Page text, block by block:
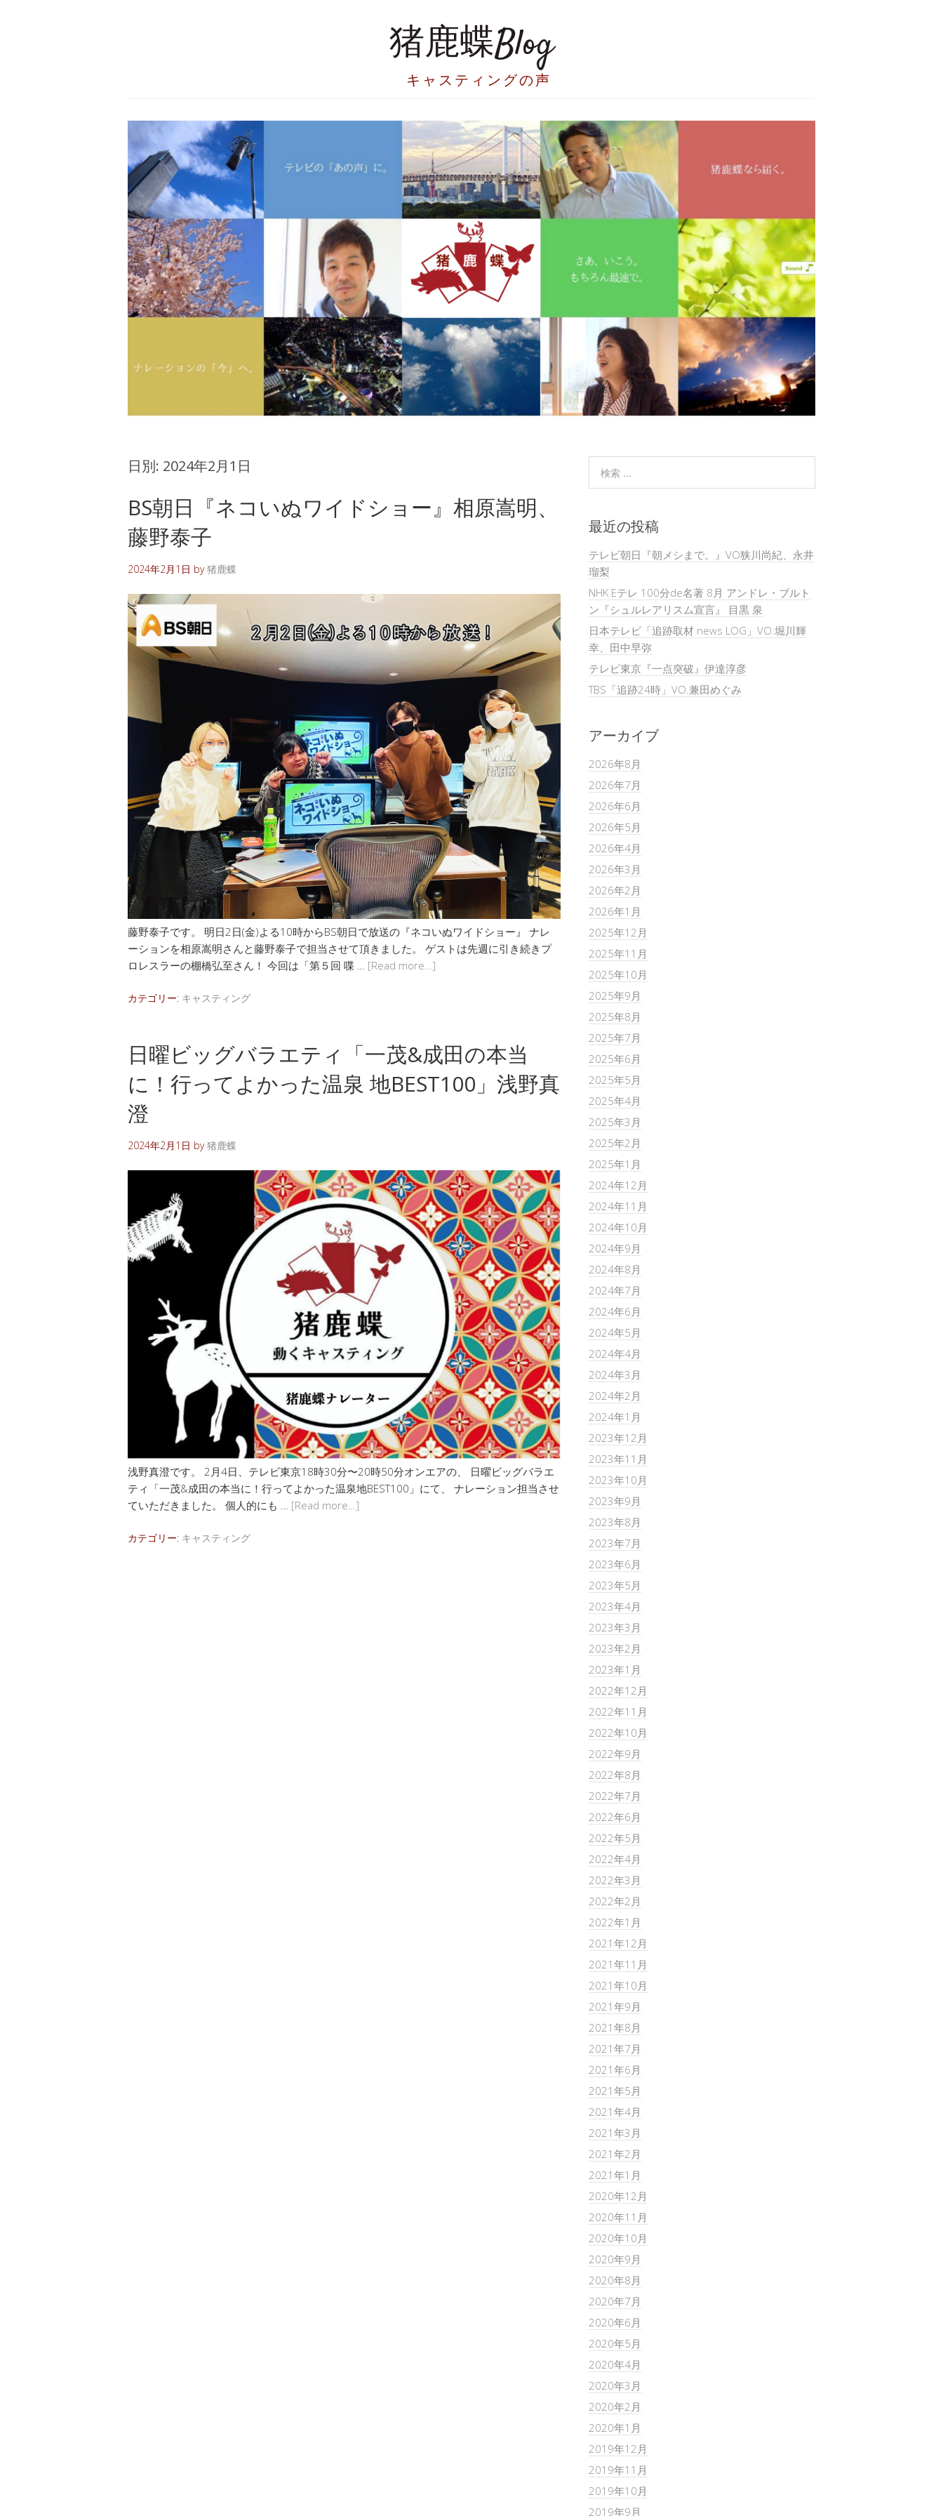
猪鹿蝶Blog
キャスティングの声
日別: 2024年2月1日
BS朝日『ネコいぬワイドショー』相原嵩明、
藤野泰子
2024年2月1日 by猪鹿蝶
藤野泰子です。 明日2日(金)よる10時からBS朝日で放送の『ネコいぬワイドショー』 ナレ
ーションを相原嵩明さんと藤野泰子で担当させて頂きました。 ゲストは先週に引き続きプ
ロレスラーの棚橋弘至さん！ 今回は「第５回 喋 … [Read more…]
カテゴリー: キャスティング
日曜ビッグバラエティ「一茂&成田の本当
に！行ってよかった温泉 地BEST100」浅野真
澄
2024年2月1日 by猪鹿蝶
浅野真澄です。 2月4日、テレビ東京18時30分〜20時50分オンエアの、 日曜ビッグバラエ
ティ「一茂&成田の本当に！行ってよかった温泉地BEST100」にて、 ナレーション担当させ
ていただきました。 個人的にも … [Read more…]
カテゴリー: キャスティング
最近の投稿
テレビ朝日『朝メシまで。』VO狭川尚紀、永井
瑠梨
NHK Eテレ 100分de名著 8月 アンドレ・ブルト
ン『シュルレアリスム宣言』 目黒 泉
日本テレビ「追跡取材 news LOG」VO.堀川輝
幸、田中早弥
テレビ東京『一点突破』伊達淳彦
TBS「追跡24時」VO.兼田めぐみ
アーカイブ
2026年8月
2026年7月
2026年6月
2026年5月
2026年4月
2026年3月
2026年2月
2026年1月
2025年12月
2025年11月
2025年10月
2025年9月
2025年8月
2025年7月
2025年6月
2025年5月
2025年4月
2025年3月
2025年2月
2025年1月
2024年12月
2024年11月
2024年10月
2024年9月
2024年8月
2024年7月
2024年6月
2024年5月
2024年4月
2024年3月
2024年2月
2024年1月
2023年12月
2023年11月
2023年10月
2023年9月
2023年8月
2023年7月
2023年6月
2023年5月
2023年4月
2023年3月
2023年2月
2023年1月
2022年12月
2022年11月
2022年10月
2022年9月
2022年8月
2022年7月
2022年6月
2022年5月
2022年4月
2022年3月
2022年2月
2022年1月
2021年12月
2021年11月
2021年10月
2021年9月
2021年8月
2021年7月
2021年6月
2021年5月
2021年4月
2021年3月
2021年2月
2021年1月
2020年12月
2020年11月
2020年10月
2020年9月
2020年8月
2020年7月
2020年6月
2020年5月
2020年4月
2020年3月
2020年2月
2020年1月
2019年12月
2019年11月
2019年10月
2019年9月